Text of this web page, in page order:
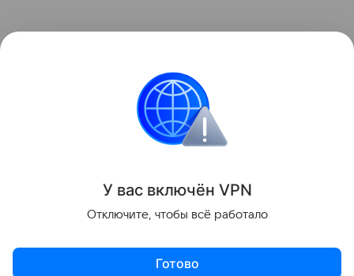
У вас включён VPN
Отключите, чтобы всё работало
Готово